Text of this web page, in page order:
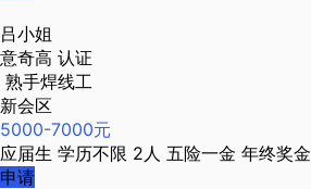
吕小姐
意奇高 认证
熟手焊线工
新会区
5000-7000元
应届生 学历不限 2人 五险一金 年终奖金
申请